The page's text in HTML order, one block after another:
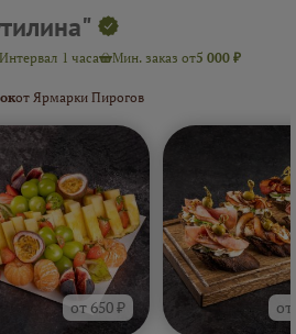
Интервал 1 часа Мин. заказ от5 000 ₽
от Ярмарки Пирогов
от 650 ₽